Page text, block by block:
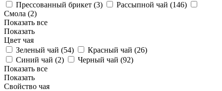
Прессованный брикет (3) Рассыпной чай (146)
Смола (2)
Показать все
Показать
Цвет чая
Зеленый чай (54) Красный чай (26)
Синий чай (2) Черный чай (92)
Показать все
Показать
Свойство чая